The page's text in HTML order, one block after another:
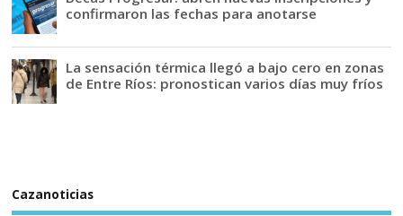
confirmaron las fechas para anotarse
La sensación térmica llegó a bajo cero en zonas
de Entre Ríos: pronostican varios días muy fríos
Cazanoticias